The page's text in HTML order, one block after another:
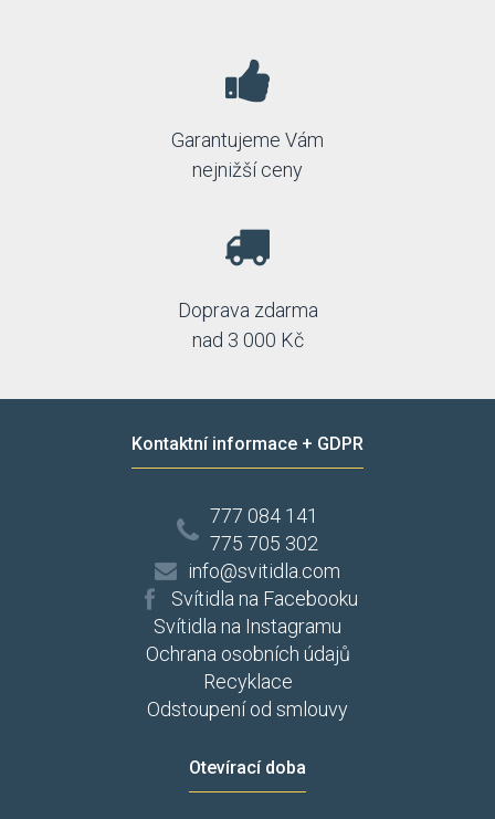
Garantujeme Vám
nejnižší ceny
Doprava zdarma
nad 3 000 Kč
Kontaktní informace + GDPR
777 084 141
775 705 302
info@svitidla.com
Svítidla na Facebooku
Svítidla na Instagramu
Ochrana osobních údajů
Recyklace
Odstoupení od smlouvy
Otevírací doba